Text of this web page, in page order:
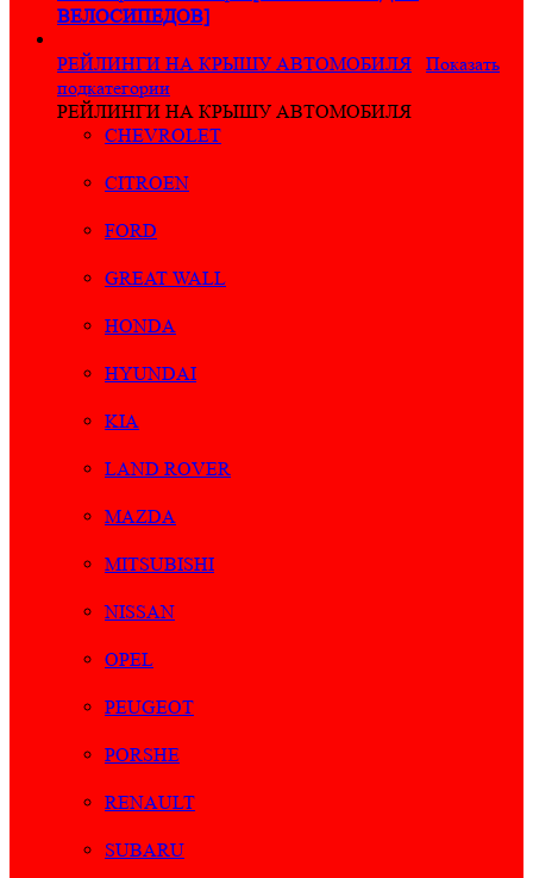
ВЕЛОСИПЕДОВ]
РЕЙЛИНГИ НА КРЫШУ АВТОМОБИЛЯ
Показать
подкатегории
РЕЙЛИНГИ НА КРЫШУ АВТОМОБИЛЯ
CHEVROLET
CITROEN
FORD
GREAT WALL
HONDA
HYUNDAI
KIA
LAND ROVER
MAZDA
MITSUBISHI
NISSAN
OPEL
PEUGEOT
PORSHE
RENAULT
SUBARU